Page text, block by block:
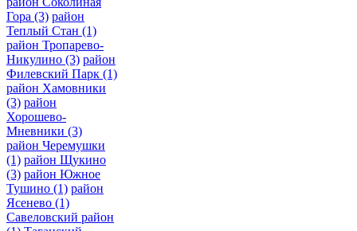
Гора (3) район
Теплый Стан (1)
район Тропарево-
Никулино (3) район
Филевский Парк (1)
район Хамовники
(3) район
Хорошево-
Мневники (3)
район Черемушки
(1) район Щукино
(3) район Южное
Тушино (1) район
Ясенево (1)
Савеловский район